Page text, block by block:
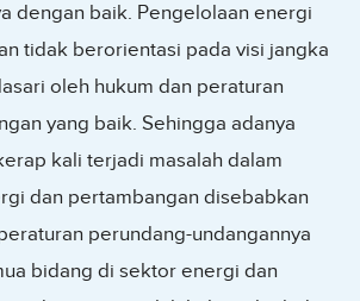
dengan baik. Pengelolaan energi
tidak berorientasi pada visi jangka
oleh hukum dan peraturan
yang baik. Sehingga adanya
kali terjadi masalah dalam
dan pertambangan disebabkan
perundang-undangannya
bidang di sektor energi dan